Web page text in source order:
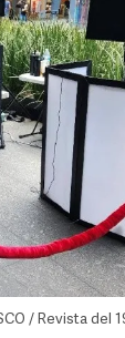
/ Revista del